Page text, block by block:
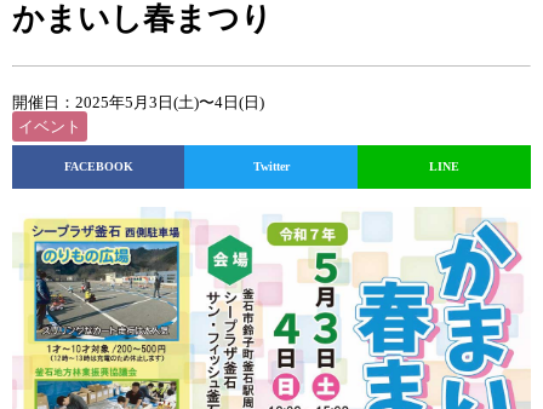
かまいし春まつり
開催日：2025年5月3日(土)〜4日(日)
イベント
FACEBOOK Twitter LINE